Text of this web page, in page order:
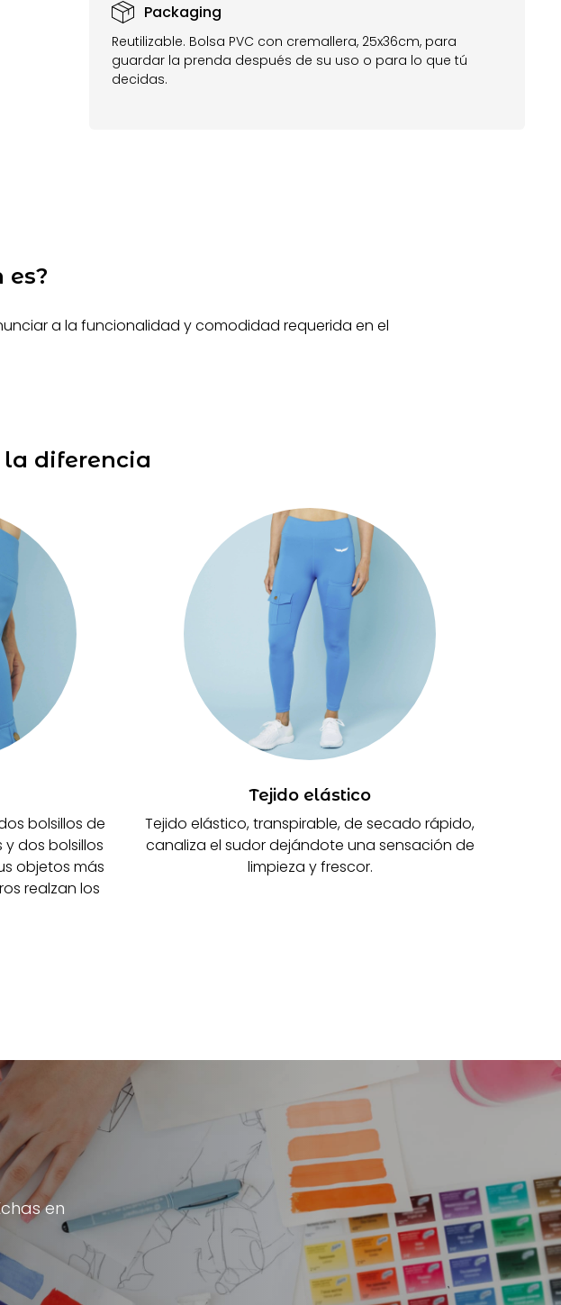
Packaging
Reutilizable. Bolsa PVC con cremallera, 25x36cm, para
guardar la prenda después de su uso o para lo que tú
decidas.
es?
a la funcionalidad y comodidad requerida en el
diferencia
bolsillos de
dos bolsillos
objetos más
realzan los
Tejido elástico
Tejido elástico, transpirable, de secado rápido,
canaliza el sudor dejándote una sensación de
limpieza y frescor.
en